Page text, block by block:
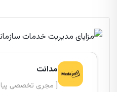
مدانت